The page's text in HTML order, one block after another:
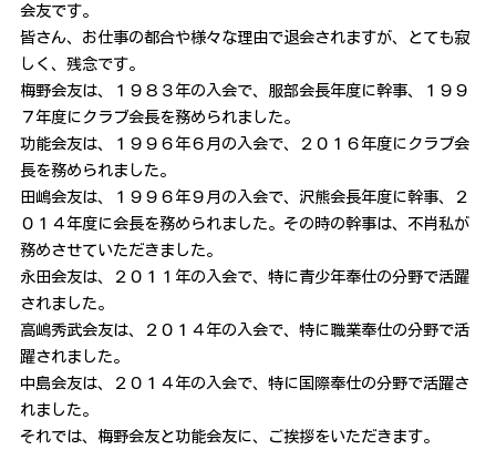
会友です。
皆さん、お仕事の都合や様々な理由で退会されますが、とても寂
しく、残念です。
梅野会友は、１９８３年の入会で、服部会長年度に幹事、１９９
７年度にクラブ会長を務められました。
功能会友は、１９９６年６月の入会で、２０１６年度にクラブ会
長を務められました。
田嶋会友は、１９９６年９月の入会で、沢熊会長年度に幹事、２
０１４年度に会長を務められました。その時の幹事は、不肖私が
務めさせていただきました。
永田会友は、２０１１年の入会で、特に青少年奉仕の分野で活躍
されました。
高嶋秀武会友は、２０１４年の入会で、特に職業奉仕の分野で活
躍されました。
中島会友は、２０１４年の入会で、特に国際奉仕の分野で活躍さ
れました。
それでは、梅野会友と功能会友に、ご挨拶をいただきます。